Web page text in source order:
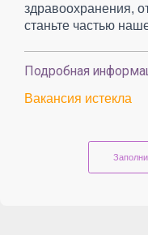
здравоохранения,
станьте частью
Подробная
Вакансия истекла